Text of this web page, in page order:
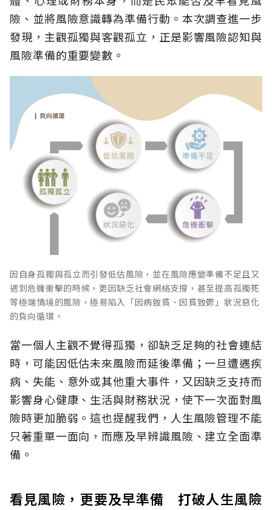
險、並將風險意識轉為準備行動。本次調查進一步
發現，主觀孤獨與客觀孤立，正是影響風險認知與
風險準備的重要變數。
因自身孤獨與孤立而引發低估風險，並在風險應變準備不足且又
遇到危機衝擊的時候，更因缺乏社會網絡支撐，甚至提高孤獨死
等極端情境的風險，極易陷入「因病致貧、因貧致鬱」狀況惡化
的負向循環。
當一個人主觀不覺得孤獨，卻缺乏足夠的社會連結
時，可能因低估未來風險而延後準備；一旦遭遇疾
病、失能、意外或其他重大事件，又因缺乏支持而
影響身心健康、生活與財務狀況，使下一次面對風
險時更加脆弱。這也提醒我們，人生風險管理不能
只著重單一面向，而應及早辨識風險、建立全面準
備。
看見風險，更要及早準備 打破人生風險